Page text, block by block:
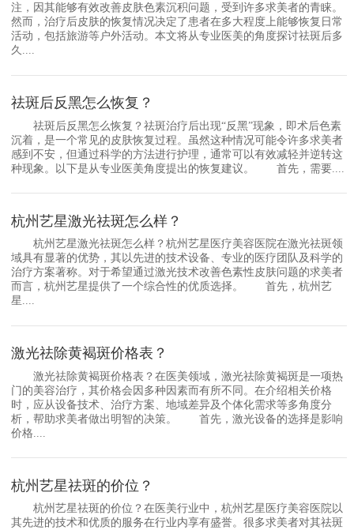
注，因其能够有效改善皮肤色素沉积问题，受到许多求美者的青睐。
然而，治疗后皮肤的恢复情况决定了患者在多大程度上能够恢复日常
活动，包括旅游等户外活动。本文将从专业医美的角度探讨祛斑后多
久....
祛斑后反黑怎么恢复？
祛斑后反黑怎么恢复？祛斑治疗后出现“反黑”现象，即术后色素
沉着，是一个常见的皮肤恢复过程。虽然这种情况可能令许多求美者
感到不安，但通过科学的方法进行护理，通常可以有效减轻并逆转这
种现象。以下是从专业医美角度提出的恢复建议。 首先，需要....
杭州艺星激光祛斑怎么样？
杭州艺星激光祛斑怎么样？杭州艺星医疗美容医院在激光祛斑领
域具有显著的优势，其以先进的技术设备、专业的医疗团队及科学的
治疗方案著称。对于希望通过激光技术改善色素性皮肤问题的求美者
而言，杭州艺星提供了一个综合性的优质选择。 首先，杭州艺
星....
激光祛除黄褐斑价格表？
激光祛除黄褐斑价格表？在医美领域，激光祛除黄褐斑是一项热
门的美容治疗，其价格会因多种因素而有所不同。在介绍相关价格
时，应从设备技术、治疗方案、地域差异及个体化需求等多角度分
析，帮助求美者做出明智的决策。 首先，激光设备的选择是影响
价格....
杭州艺星祛斑的价位？
杭州艺星祛斑的价位？在医美行业中，杭州艺星医疗美容医院以
其先进的技术和优质的服务在行业内享有盛誉。很多求美者对其祛斑